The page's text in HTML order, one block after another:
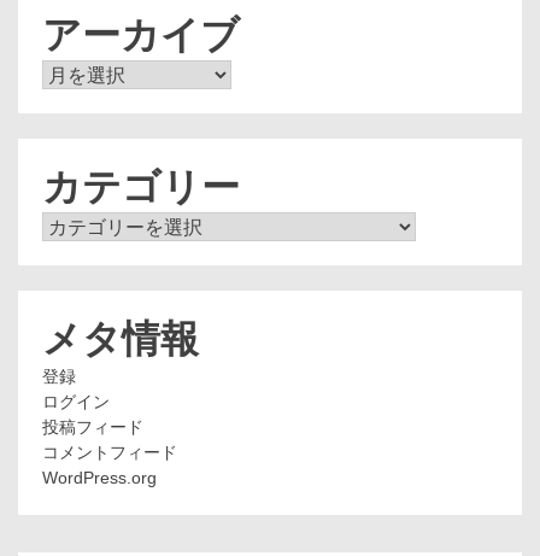
アーカイブ
ア
カテゴリー
カ
メタ情報
登録
ログイン
投稿フィード
コメントフィード
WordPress.org